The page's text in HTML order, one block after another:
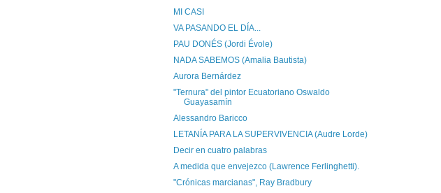
MI CASI
VA PASANDO EL DÍA...
PAU DONÉS (Jordi Évole)
NADA SABEMOS (Amalia Bautista)
Aurora Bernárdez
"Ternura" del pintor Ecuatoriano Oswaldo
Guayasamín
Alessandro Baricco
LETANÍA PARA LA SUPERVIVENCIA (Audre Lorde)
Decir en cuatro palabras
A medida que envejezco (Lawrence Ferlinghetti).
"Crónicas marcianas", Ray Bradbury